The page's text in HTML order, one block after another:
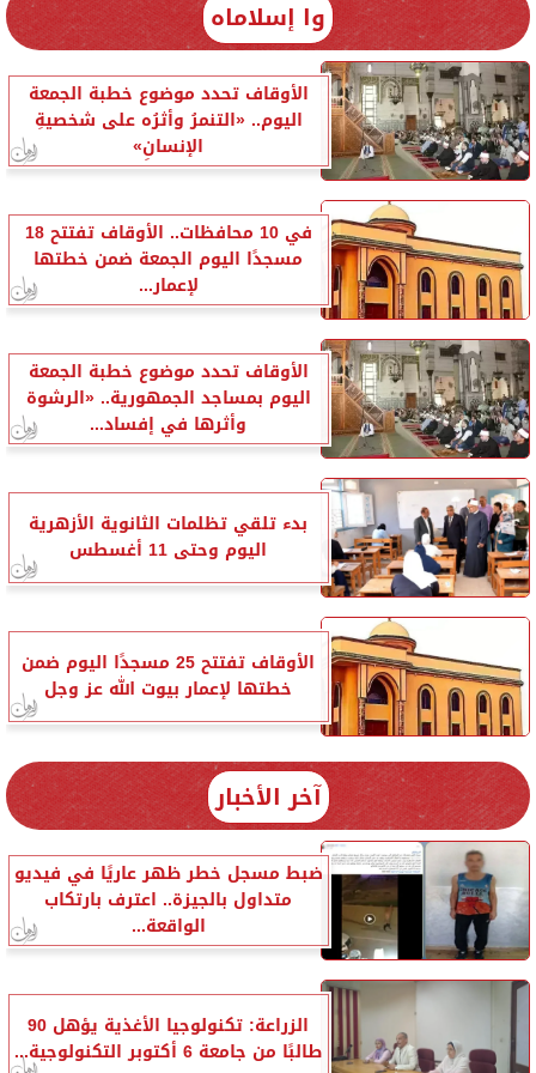
وا إسلاماه
الأوقاف تحدد موضوع خطبة الجمعة
اليوم.. «التنمرُ وأثرُه على شخصيةِ
الإنسانِ»
في 10 محافظات.. الأوقاف تفتتح 18
مسجدًا اليوم الجمعة ضمن خطتها
لإعمار...
الأوقاف تحدد موضوع خطبة الجمعة
اليوم بمساجد الجمهورية.. «الرشوة
وأثرها في إفساد...
بدء تلقي تظلمات الثانوية الأزهرية
اليوم وحتى 11 أغسطس
الأوقاف تفتتح 25 مسجدًا اليوم ضمن
خطتها لإعمار بيوت الله عز وجل
آخر الأخبار
ضبط مسجل خطر ظهر عاريًا في فيديو
متداول بالجيزة.. اعترف بارتكاب
الواقعة...
الزراعة: تكنولوجيا الأغذية يؤهل 90
طالبًا من جامعة 6 أكتوبر التكنولوجية...